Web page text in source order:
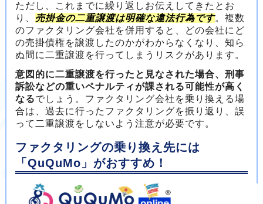
ただし、これまでに繰り返しお伝えしてきたとお
り、 売掛金の二重譲渡は明確な違法行為です。複数
のファクタリング会社を併用すると、どの会社にど
の売掛債権を譲渡したのかがわからなくなり、知ら
ぬ間に二重譲渡を行ってしまうリスクがあります。
意図的に二重譲渡を行ったと見なされた場合、刑事
訴訟などの重いペナルティが課される可能性が高く
なるでしょう。ファクタリング会社を乗り換える場
合は、過去に行ったファクタリングを振り返り、誤
って二重譲渡をしないよう注意が必要です。
ファクタリングの乗り換え先には
「QuQuMo」がおすすめ！